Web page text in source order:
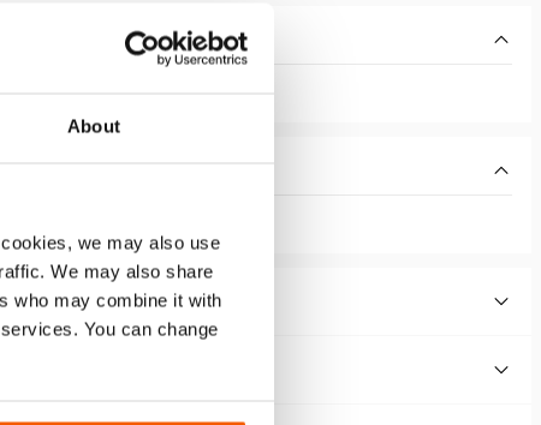
About
we may also use
We may also share
who may combine it with
You can change